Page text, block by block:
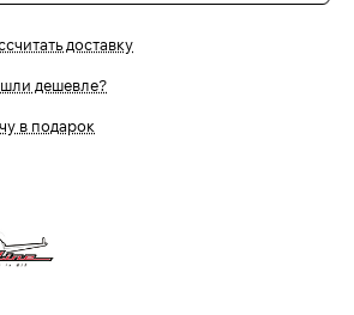
доставку
дешевле?
в подарок